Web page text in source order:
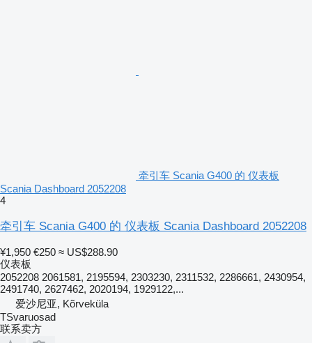
牵引车 Scania G400 的 仪表板
Scania Dashboard 2052208
4
牵引车 Scania G400 的 仪表板 Scania Dashboard 2052208
¥1,950 €250 ≈ US$288.90
仪表板
2052208 2061581, 2195594, 2303230, 2311532, 2286661, 2430954,
2491740, 2627462, 2020194, 1929122,...
爱沙尼亚, Kõrveküla
TSvaruosad
联系卖方